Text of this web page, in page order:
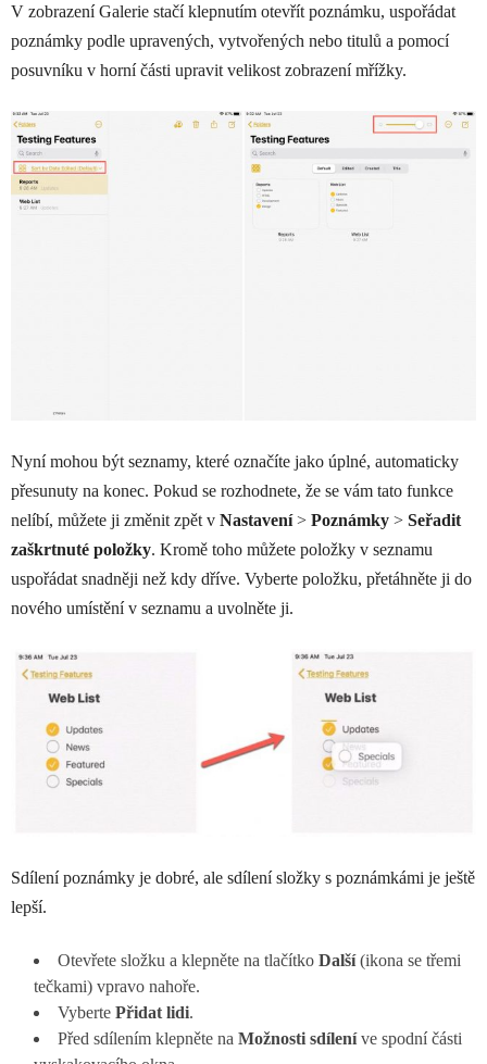
V zobrazení Galerie stačí klepnutím otevřít poznámku, uspořádat
poznámky podle upravených, vytvořených nebo titulů a pomocí
posuvníku v horní části upravit velikost zobrazení mřížky.
Nyní mohou být seznamy, které označíte jako úplné, automaticky
přesunuty na konec. Pokud se rozhodnete, že se vám tato funkce
nelíbí, můžete ji změnit zpět v Nastavení> Poznámky > Seřadit
zaškrtnuté položky. Kromě toho můžete položky v seznamu
uspořádat snadněji než kdy dříve. Vyberte položku, přetáhněte ji do
nového umístění v seznamu a uvolněte ji.
Sdílení poznámky je dobré, ale sdílení složky s poznámkámi je ještě
lepší.
Otevřete složku a klepněte na tlačítko Další(ikona se třemi
tečkami) vpravo nahoře.
Vyberte Přidat lidi.
Před sdílením klepněte na Možnosti sdíleníve spodní části